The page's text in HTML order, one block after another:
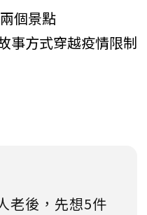
個景點
事方式穿越疫情限制
老後，先想5件